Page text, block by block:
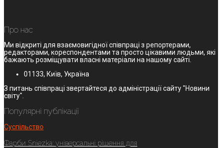
Про нас
Ми відкриті для взаємовигідної співпраці з репортерами,
редакторами, кореспондентами та просто цікавими людьми, які
бажають розміщувати власні матеріали на нашому сайті.
01133, Київ, Україна
З питань співпраці звертайтеся до адміністрації сайту "Новини
світу".
Популярні публікації
Суспільство
Фарби Sniezka: універсальні рішення для